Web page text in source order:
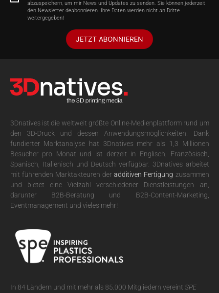
abzuspeichern, um mir News und Updates zu senden. Sie können jederzeit
den Newsletter deabonnieren. Ihre Daten werden nicht an Dritte
weitergegeben!
JETZT ABONNIEREN
3Dnatives ist die weltweit größte Online-Medienplattform rund um
den 3D-Druck und dessen Anwendungsmöglichkeiten. Dank
fundierter Marktanalyse hat 3Dnatives mehr als 1,3 Millionen
Besucher pro Monat und ist derzeit in Englisch, Französisch,
Spanisch, Italienisch und Deutsch verfügbar. 3Dnatives arbeitet
mit führenden Marktakteuren deradditiven Fertigung zusammen
und bietet eine Vielzahl verschiedener Dienstleistungen an,
darunter B2B-Beratung und B2B-Content-Marketing,
Eventmanagement und vieles mehr!
In 84 Ländern und mit mehr als 85.000 Mitgliedern vereint SPE